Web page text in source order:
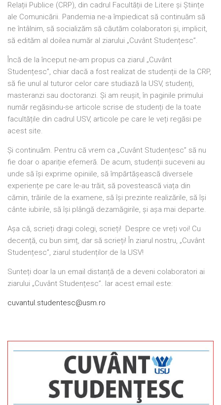
Relații Publice (CRP), din cadrul Facultății de Litere și Științe
ale Comunicării. Pandemia ne-a împiedicat să continuăm să
ne întâlnim, să socializăm să căutăm colaboratori și, implicit,
să edităm al doilea număr al ziarului „Cuvânt Studențesc”.
Încă de la început ne-am propus ca ziarul „Cuvânt
Studențesc”, chiar dacă a fost realizat de studenții de la CRP,
să fie unul al tuturor celor care studiază la USV, studenți,
masteranzi sau doctoranzi. Și am reușit, în paginile primului
număr regăsindu-se articole scrise de studenți de la toate
facultățile din cadrul USV, articole pe care le veți regăsi pe
acest site.
Și continuăm. Pentru că vrem ca „Cuvânt Studențesc” să nu
fie doar o apariție efemeră. De acum, studenții suceveni au
unde să își exprime opiniile, să împărtășească diversele
experiențe pe care le-au trăit, să povestească viața din
cămin, trăirile de la examene, să își prezinte realizările, să își
cânte iubirile, să își plângă dezamăgirile, și așa mai departe.
Așa că, scrieți dragi colegi, scrieți! Despre ce vreți voi! Cu
decență, cu bun simț, dar să scrieți! În ziarul nostru, „Cuvânt
Studențesc”, ziarul studenților de la USV!
Sunteți doar la un email distanță de a deveni colaboratori ai
ziarului „Cuvânt Studențesc”. Iar acest email este:
cuvantul.studentesc@usm.ro